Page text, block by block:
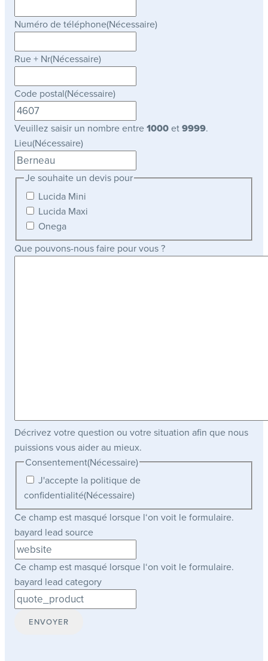
Numéro de téléphone(Nécessaire)
Rue + Nr(Nécessaire)
Code postal(Nécessaire)
Veuillez saisir un nombre entre1000et9999.
Lieu(Nécessaire)
Je souhaite un devis pour
Lucida Mini
Lucida Maxi
Onega
Que pouvons-nous faire pour vous ?
Décrivez votre question ou votre situation afin que nous
puissions vous aider au mieux.
Consentement(Nécessaire)
J'accepte la politique de
confidentialité(Nécessaire)
Ce champ est masqué lorsque l‘on voit le formulaire.
bayard lead source
Ce champ est masqué lorsque l‘on voit le formulaire.
bayard lead category